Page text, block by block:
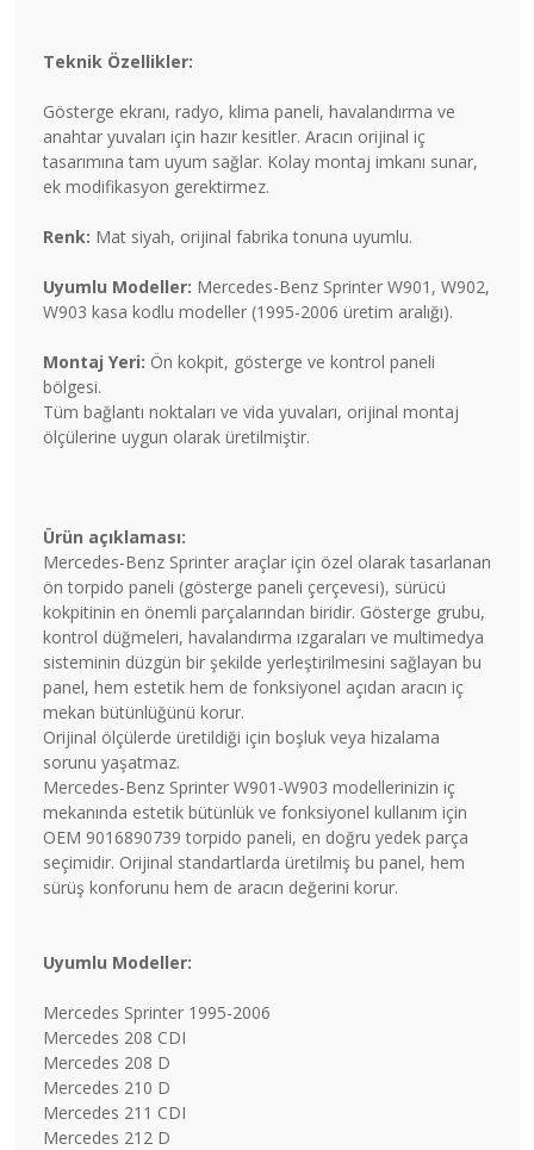
Teknik Özellikler:
Gösterge ekranı, radyo, klima paneli, havalandırma ve
anahtar yuvaları için hazır kesitler. Aracın orijinal iç
tasarımına tam uyum sağlar. Kolay montaj imkanı sunar,
ek modifikasyon gerektirmez.
Renk: Mat siyah, orijinal fabrika tonuna uyumlu.
Uyumlu Modeller: Mercedes-Benz Sprinter W901, W902,
W903 kasa kodlu modeller (1995-2006 üretim aralığı).
Montaj Yeri: Ön kokpit, gösterge ve kontrol paneli
bölgesi.
Tüm bağlantı noktaları ve vida yuvaları, orijinal montaj
ölçülerine uygun olarak üretilmiştir.
Ürün açıklaması:
Mercedes-Benz Sprinter araçlar için özel olarak tasarlanan
ön torpido paneli (gösterge paneli çerçevesi), sürücü
kokpitinin en önemli parçalarından biridir. Gösterge grubu,
kontrol düğmeleri, havalandırma ızgaraları ve multimedya
sisteminin düzgün bir şekilde yerleştirilmesini sağlayan bu
panel, hem estetik hem de fonksiyonel açıdan aracın iç
mekan bütünlüğünü korur.
Orijinal ölçülerde üretildiği için boşluk veya hizalama
sorunu yaşatmaz.
Mercedes-Benz Sprinter W901-W903 modellerinizin iç
mekanında estetik bütünlük ve fonksiyonel kullanım için
OEM 9016890739 torpido paneli, en doğru yedek parça
seçimidir. Orijinal standartlarda üretilmiş bu panel, hem
sürüş konforunu hem de aracın değerini korur.
Uyumlu Modeller:
Mercedes Sprinter 1995-2006
Mercedes 208 CDI
Mercedes 208 D
Mercedes 210 D
Mercedes 211 CDI
Mercedes 212 D